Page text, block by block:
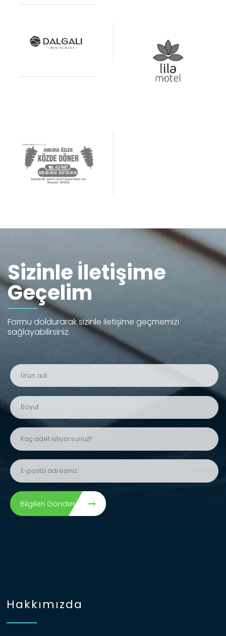
Sizinle İletişime
Geçelim
Formu doldurarak sizinle iletişime geçmemizi
sağlayabilirsiniz.
Bilgileri Gönder
Hakkımızda